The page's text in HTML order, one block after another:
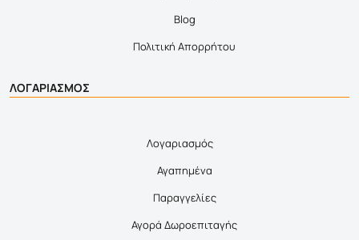
Blog
Πολιτική Απορρήτου
ΛΟΓΑΡΙΑΣΜΟΣ
Λογαριασμός
Αγαπημένα
Παραγγελίες
Αγορά Δωροεπιταγής